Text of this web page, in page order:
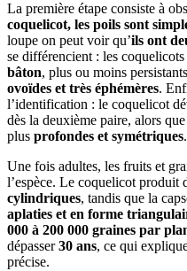
La première étape consiste à
coquelicot, les poils sont
loupe on peut voir qu’ils ont
se différencient : les
bâton, plus ou moins
ovoïdes et très éphémères.
l’identification : le coquelicot
dès la deuxième paire, alors
plus profondes et symétriques.
Une fois adultes, les fruits et
l’espèce. Le coquelicot produit
cylindriques, tandis que la
aplaties et en forme
000 à 200 000 graines par
dépasser30 ans, ce qui
précise.